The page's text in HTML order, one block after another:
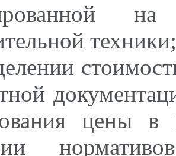
техники;
цены в